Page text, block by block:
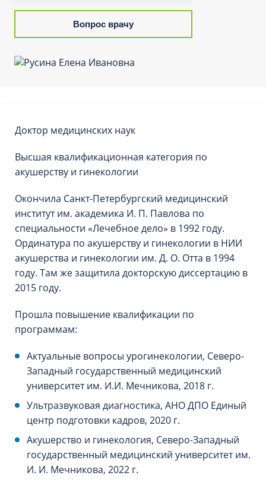
Вопрос врачу
Доктор медицинских наук
Высшая квалификационная категория по
акушерству и гинекологии
Окончила Санкт-Петербургский медицинский
институт им. академика И. П. Павлова по
специальности «Лечебное дело» в 1992 году.
Ординатура по акушерству и гинекологии в НИИ
акушерства и гинекологии им. Д. О. Отта в 1994
году. Там же защитила докторскую диссертацию в
2015 году.
Прошла повышение квалификации по
программам:
Актуальные вопросы урогинекологии, Северо-
Западный государственный медицинский
университет им. И.И. Мечникова, 2018 г.
Ультразвуковая диагностика, АНО ДПО Единый
центр подготовки кадров, 2020 г.
Акушерство и гинекология, Северо-Западный
государственный медицинский университет им.
И. И. Мечникова, 2022 г.